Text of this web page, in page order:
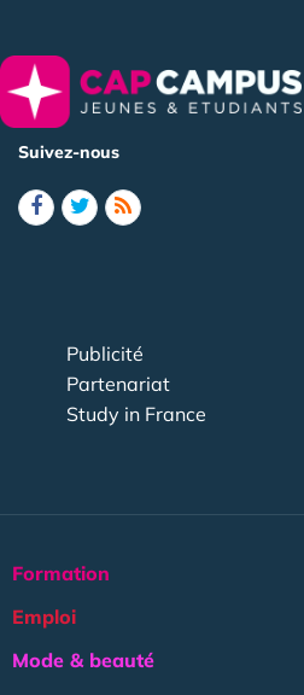
Suivez-nous
Publicité
Partenariat
Study in France
Formation
Emploi
Mode & beauté